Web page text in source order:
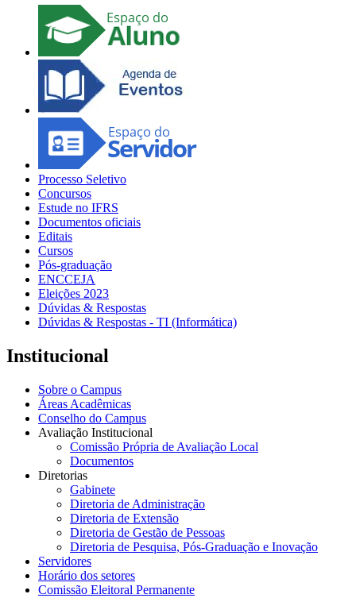
Processo Seletivo
Concursos
Estude no IFRS
Documentos oficiais
Editais
Cursos
Pós-graduação
ENCCEJA
Eleições 2023
Dúvidas & Respostas
Dúvidas & Respostas - TI (Informática)
Institucional
Sobre o Campus
Áreas Acadêmicas
Conselho do Campus
Avaliação Institucional
Comissão Própria de Avaliação Local
Documentos
Diretorias
Gabinete
Diretoria de Administração
Diretoria de Extensão
Diretoria de Gestão de Pessoas
Diretoria de Pesquisa, Pós-Graduação e Inovação
Servidores
Horário dos setores
Comissão Eleitoral Permanente